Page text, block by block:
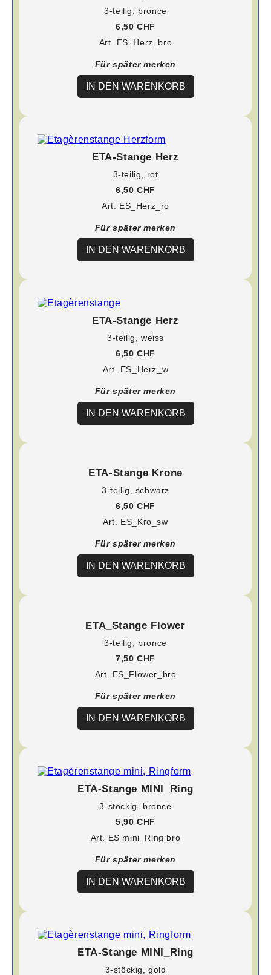
3-teilig, bronce
6,50 CHF
Art. ES_Herz_bro
Für später merken
IN DEN WARENKORB
ETA-Stange Herz
3-teilig, rot
6,50 CHF
Art. ES_Herz_ro
Für später merken
IN DEN WARENKORB
ETA-Stange Herz
3-teilig, weiss
6,50 CHF
Art. ES_Herz_w
Für später merken
IN DEN WARENKORB
ETA-Stange Krone
3-teilig, schwarz
6,50 CHF
Art. ES_Kro_sw
Für später merken
IN DEN WARENKORB
ETA_Stange Flower
3-teilig, bronce
7,50 CHF
Art. ES_Flower_bro
Für später merken
IN DEN WARENKORB
ETA-Stange MINI_Ring
3-stöckig, bronce
5,90 CHF
Art. ES mini_Ring bro
Für später merken
IN DEN WARENKORB
ETA-Stange MINI_Ring
3-stöckig, gold